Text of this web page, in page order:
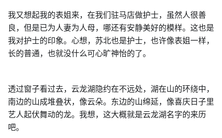
我又想起我的表姐来，在我们驻马店做护士，虽然人很善
良，但是已为人妻为人母，哪还有安静美好的模样。这也是
我对护士的印象。心想，苏北也是护士，也许像表姐一样，
长的普通，也就没什么可心旷神怡的了。
透过窗子看过去，云龙湖隐约在不远处，湖在山的环绕中，
南边的山成堆叠状，像云朵。东边的山绵延，像喜庆日子里
艺人起伏舞动的龙。我想，这大概就是云龙湖名字的来历
吧。